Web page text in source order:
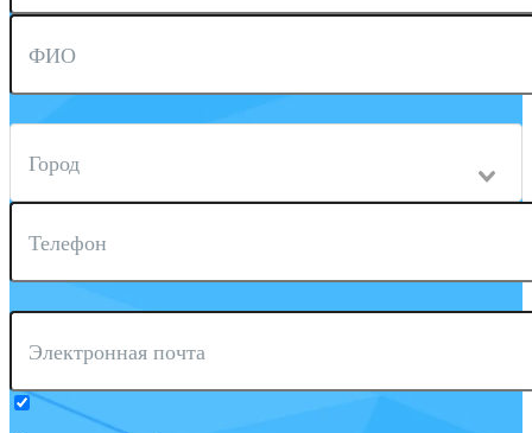
ФИО
Город
Телефон
Электронная почта